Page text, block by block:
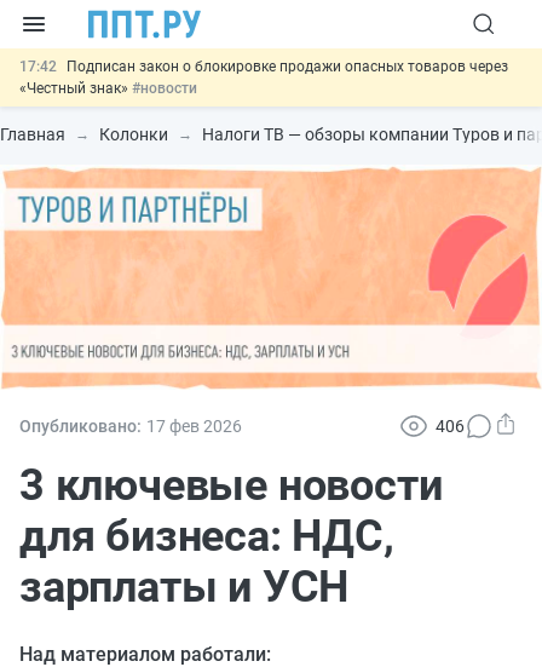
17:42
Подписан закон о блокировке продажи опасных товаров через
«Честный знак» #новости
17:17 Дистанционную работу беременных пропишут в ТК РФ#новости
отменить
15:25 Изменят правила контроля за подрядчиками ИЖС с эскроу-
счетами#новости
Разработают единые критерии трудовых и ГПХ-
#новости
Главная Колонки Налоги ТВ — обзоры компании Туров и
Опубликовано: 17 фев2026 406
3 ключевые новости
для бизнеса: НДС,
зарплаты и УСН
Над материалом работали: